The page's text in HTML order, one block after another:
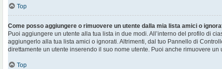
Top
Come posso aggiungere o rimuovere un utente dalla mia lista amici o
Puoi aggiungere un utente alla tua lista in due modi. All’interno del profilo di
aggiungerlo alla tua lista amici o ignorati. Altrimenti, dal tuo Pannello di
direttamente un utente inserendo il suo nome utente. Puoi anche rimuovere
Top